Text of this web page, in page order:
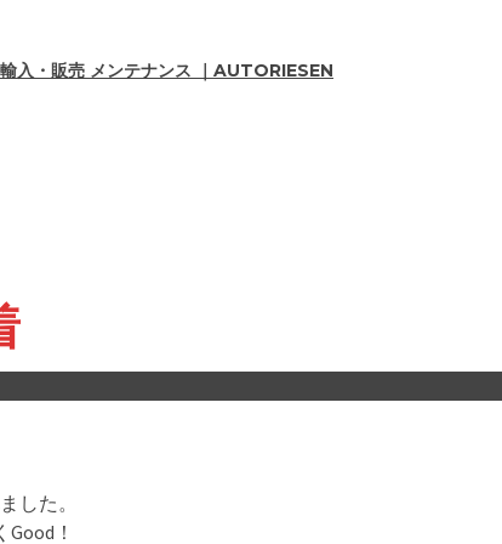
入・販売 メンテナンス ｜AUTORIESEN
した。
！